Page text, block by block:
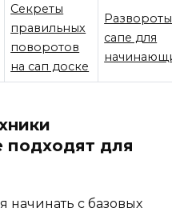
Секреты
правильных
поворотов
на сап доске
сапе для
подходят для
начинать с базовых